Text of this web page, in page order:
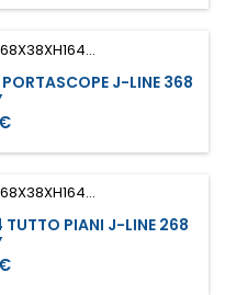
J-LINE 368
PIANI J-LINE 268